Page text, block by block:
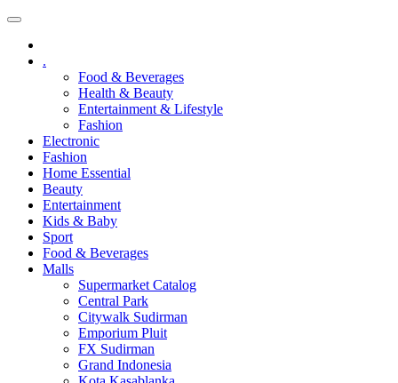
.
Food & Beverages
Health & Beauty
Entertainment & Lifestyle
Fashion
Electronic
Fashion
Home Essential
Beauty
Entertainment
Kids & Baby
Sport
Food & Beverages
Malls
Supermarket Catalog
Central Park
Citywalk Sudirman
Emporium Pluit
FX Sudirman
Grand Indonesia